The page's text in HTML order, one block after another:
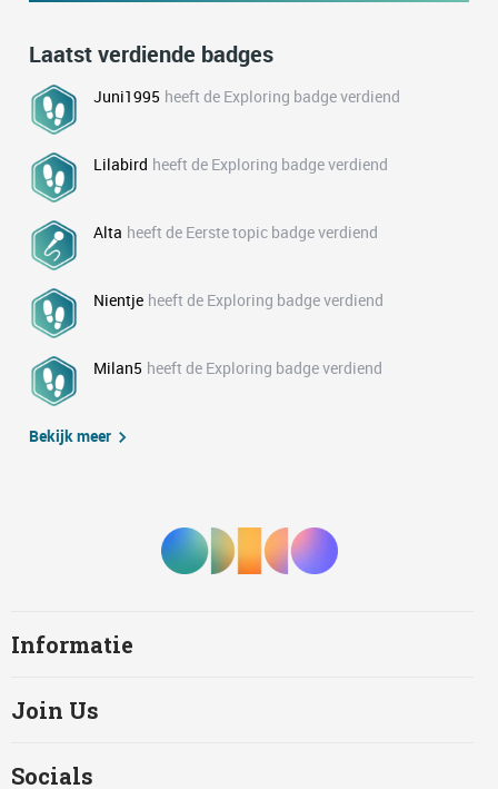
Laatst verdiende badges
Juni1995 heeft de Exploring badge verdiend
Lilabird heeft de Exploring badge verdiend
Alta heeft de Eerste topic badge verdiend
Nientje heeft de Exploring badge verdiend
Milan5 heeft de Exploring badge verdiend
Bekijk meer
Informatie
Join Us
Socials